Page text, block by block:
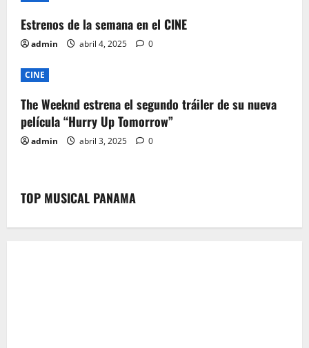
Estrenos de la semana en el CINE
admin abril 4, 2025 0
CINE
The Weeknd estrena el segundo tráiler de su nueva
película “Hurry Up Tomorrow”
admin abril 3, 2025 0
TOP MUSICAL PANAMA